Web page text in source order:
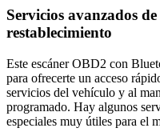
Servicios avanzados de
restablecimiento
Este escáner OBD2 con
para ofrecerte un acceso
servicios del vehículo y al
programado. Hay algunos
especiales muy útiles para el